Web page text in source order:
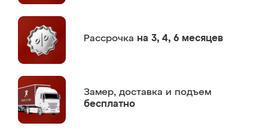
Рассрочка на 3, 4, 6 месяцев
Замер, доставка и подъем
бесплатно